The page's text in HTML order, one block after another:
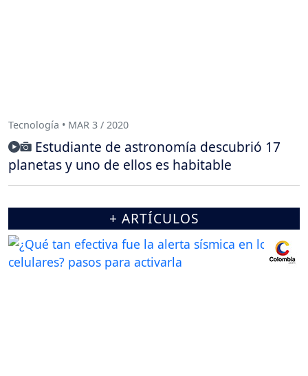
Tecnología • MAR 3 / 2020
Estudiante de astronomía descubrió 17
planetas y uno de ellos es habitable
+ ARTÍCULOS